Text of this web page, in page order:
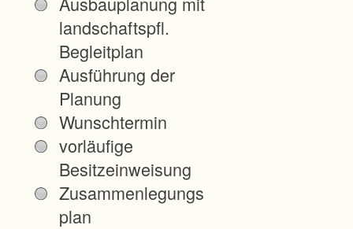
landschaftspfl.
Begleitplan
Ausführung der
Planung
Wunschtermin
vorläufige
Besitzeinweisung
Zusammenlegungs
plan